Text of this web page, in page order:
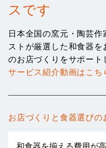
スです
日本全国の窯元・陶芸作
ストが厳選した和食器を
のお店づくりをサポート
サービス紹介動画はこち
お店づくりと食器選びの
和食器を揃える費用が